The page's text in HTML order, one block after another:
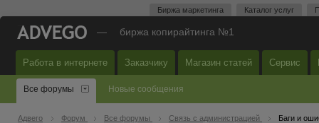
Биржа маркетинга Каталог услуг
— биржа копирайтинга №1
Работа в интернете Заказчику Магазин статей Сервис
Все форумы Новые сообщения
Адвего Форум Все форумы Связь с администрацией Баги и